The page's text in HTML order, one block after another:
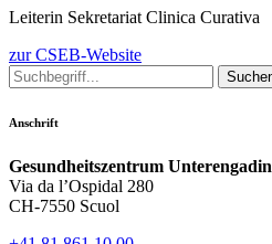
Leiterin Sekretariat Clinica Curativa
zur CSEB-Website
Anschrift
Gesundheitszentrum Unterengadin
Via da l’Ospidal 280
CH-7550 Scuol